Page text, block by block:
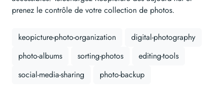
prenez le contrôle de votre collection de photos.
keopicture-photo-organization
digital-photography
photo-albums
sorting-photos
editing-tools
social-media-sharing
photo-backup